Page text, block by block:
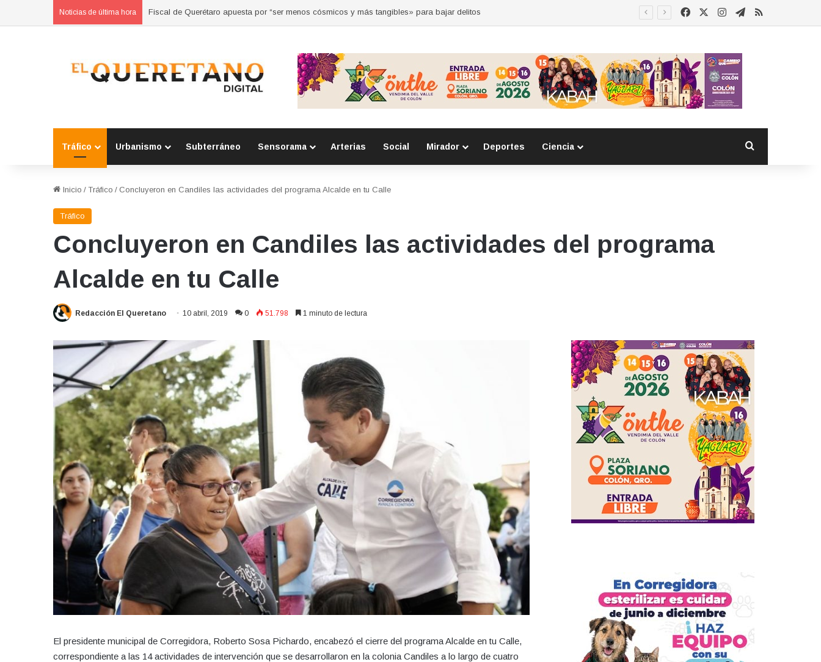
Noticias de última hora Refuerzan municipios coordinación por la seguridad durante sesión estatal realizada en La Llave FacebookInstagram
Telegram
RSS
Tráfico Urbanismo Subterráneo Sensorama Arterias Social Mirador Deportes Ciencia
Inicio / Tráfico / Concluyeron en Candiles las actividades del programa Alcalde en tu Calle
Tráfico
Concluyeron en Candiles las actividades del programa
Alcalde en tu Calle
Redacción El Queretano 10 abril, 2019 0 51.798 1 minuto de lectura
El presidente municipal de Corregidora, Roberto Sosa Pichardo, encabezó el cierre del programa Alcalde en tu Calle,
correspondiente a las 14 actividades de intervención que se desarrollaron en la colonia Candiles a lo largo de cuatro